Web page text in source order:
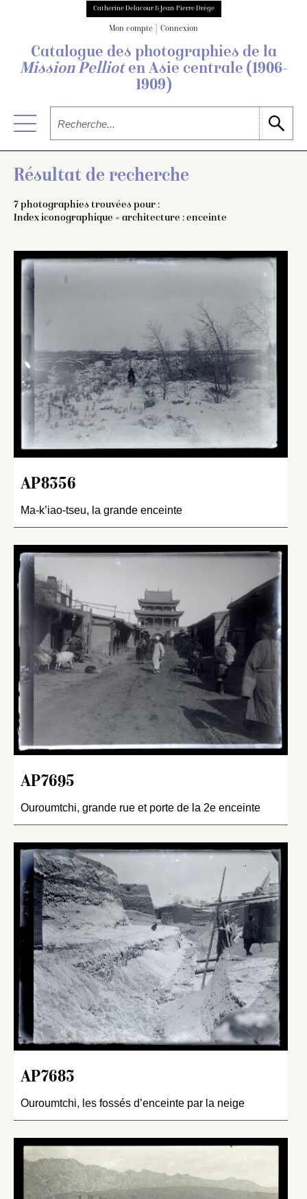
Catherine Delacour & Jean-Pierre Drège
Mon compte Connexion
Catalogue des photographies de la
Mission Pellioten Asie centrale (1906-
1909)
Résultat de recherche
7 photographies trouvées pour :
Index iconographique = architecture : enceinte
AP8356
Ma-k’iao-tseu, la grande enceinte
AP7695
Ouroumtchi, grande rue et porte de la 2e enceinte
AP7683
Ouroumtchi, les fossés d’enceinte par la neige